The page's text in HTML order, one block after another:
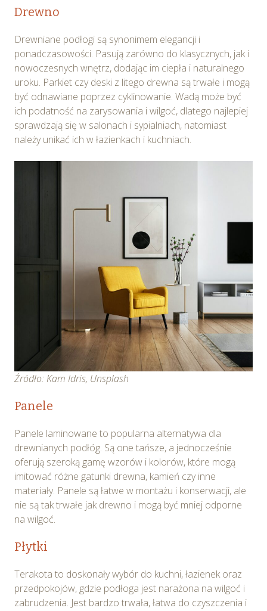
Drewno
Drewniane podłogi są synonimem elegancji i
ponadczasowości. Pasują zarówno do klasycznych, jak i
nowoczesnych wnętrz, dodając im ciepła i naturalnego
uroku. Parkiet czy deski z litego drewna są trwałe i mogą
być odnawiane poprzez cyklinowanie. Wadą może być
ich podatność na zarysowania i wilgoć, dlatego najlepiej
sprawdzają się w salonach i sypialniach, natomiast
należy unikać ich w łazienkach i kuchniach.
Źródło: Kam Idris, Unsplash
Panele
Panele laminowane to popularna alternatywa dla
drewnianych podłóg. Są one tańsze, a jednocześnie
oferują szeroką gamę wzorów i kolorów, które mogą
imitować różne gatunki drewna, kamień czy inne
materiały. Panele są łatwe w montażu i konserwacji, ale
nie są tak trwałe jak drewno i mogą być mniej odporne
na wilgoć.
Płytki
Terakota to doskonały wybór do kuchni, łazienek oraz
przedpokojów, gdzie podłoga jest narażona na wilgoć i
zabrudzenia. Jest bardzo trwała, łatwa do czyszczenia i